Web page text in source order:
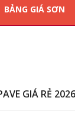
BẢNG GIÁ SƠN
GIÁ RẺ 2026